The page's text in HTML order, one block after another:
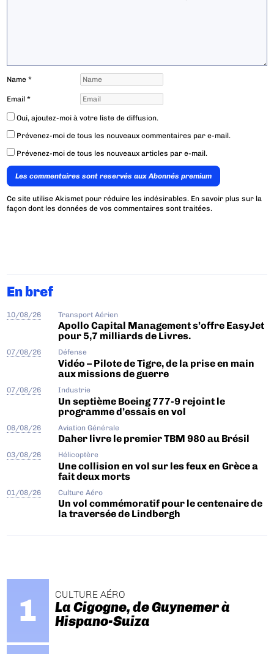
Name*
Email*
Oui, ajoutez-moi à votre liste de diffusion.
Prévenez-moi de tous les nouveaux commentaires par e-mail.
Prévenez-moi de tous les nouveaux articles par e-mail.
Les commentaires sont reservés aux Abonnés premium
Ce site utilise Akismet pour réduire les indésirables. En savoir plus sur la
façon dont les données de vos commentaires sont traitées.
En bref
10/08/26 Transport Aérien
Apollo Capital Management s’offre EasyJet
pour 5,7 milliards de Livres.
07/08/26 Défense
Vidéo – Pilote de Tigre, de la prise en main
aux missions de guerre
07/08/26 Industrie
Un septième Boeing 777-9 rejoint le
programme d’essais en vol
06/08/26 Aviation Générale
Daher livre le premier TBM 980 au Brésil
03/08/26 Hélicoptère
Une collision en vol sur les feux en Grèce a
fait deux morts
01/08/26 Culture Aéro
Un vol commémoratif pour le centenaire de
la traversée de Lindbergh
CULTURE AÉRO
La Cigogne, de Guynemer à
Hispano-Suiza